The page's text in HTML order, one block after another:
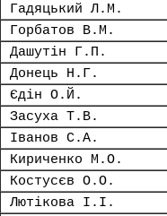
Гадяцький Л.М.
Горбатов В.М.
Дашутін Г.П.
Донець Н.Г.
Єдін О.Й.
Засуха Т.В.
Іванов С.А.
Кириченко М.О.
Костусєв О.О.
Лютікова І.І.